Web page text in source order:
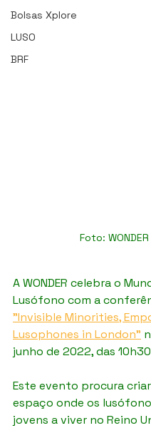
Bolsas Xplore
LUSO
BRF
Foto: WONDER
A WONDER celebra o
Lusófono com a
"Invisible Minorities,
Lusophones in London"
junho de 2022, das
Este evento procura
espaço onde os
jovens a viver no Reino